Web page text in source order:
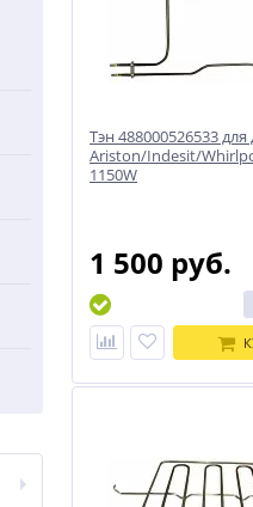
Тэн 488000526533 для
Ariston/Indesit/
1150W
1 500 руб.